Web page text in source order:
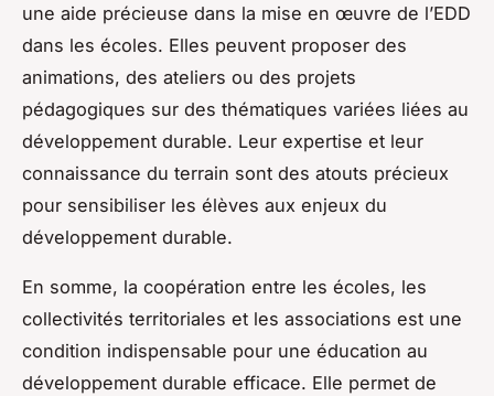
une aide précieuse dans la mise en œuvre de l’EDD
dans les écoles. Elles peuvent proposer des
animations, des ateliers ou des projets
pédagogiques sur des thématiques variées liées au
développement durable. Leur expertise et leur
connaissance du terrain sont des atouts précieux
pour sensibiliser les élèves aux enjeux du
développement durable.
En somme, la coopération entre les écoles, les
collectivités territoriales et les associations est une
condition indispensable pour une éducation au
développement durable efficace. Elle permet de